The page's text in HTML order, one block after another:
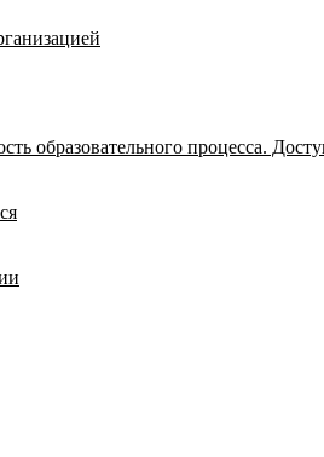
образовательного процесса.